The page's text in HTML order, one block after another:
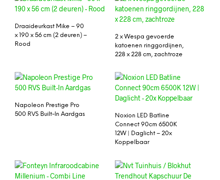
Draaideurkast Mike – 90
x 190 x 56 cm (2 deuren) –
Rood
2 x Wespa gevoerde
katoenen ringgordijnen,
228 x 228 cm, zachtroze
Napoleon Prestige Pro
500 RVS Built-In Aardgas
Noxion LED Batline
Connect 90cm 6500K
12W | Daglicht – 20x
Koppelbaar